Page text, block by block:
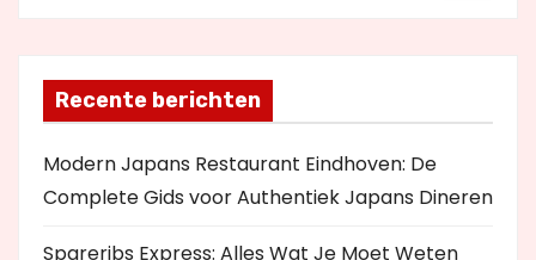
Recente berichten
Modern Japans Restaurant Eindhoven: De
Complete Gids voor Authentiek Japans Dineren
Spareribs Express: Alles Wat Je Moet Weten